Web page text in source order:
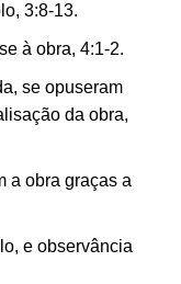
3:8-13.
à obra, 4:1-2.
se opuseram
da obra,
a obra graças a
e observância